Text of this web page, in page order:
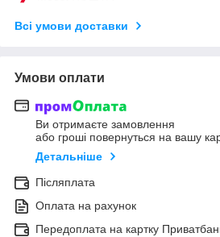
Всі умови доставки
Умови оплати
Ви отримаєте замовлення
або гроші повернуться на вашу
Детальніше
Післяплата
Оплата на рахунок
Передоплата на картку